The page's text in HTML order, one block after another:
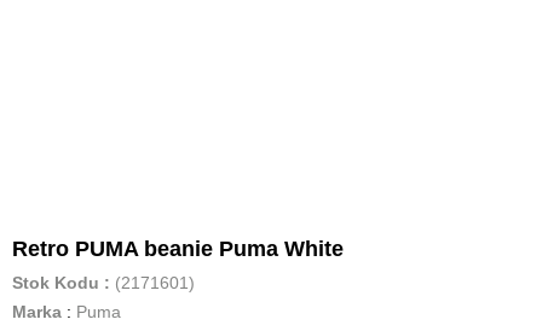
Retro PUMA beanie Puma White
Stok Kodu
(2171601)
Marka : Puma